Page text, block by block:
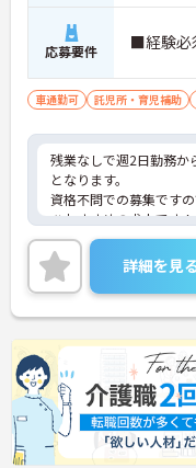
応募要件 ■経験必
車通勤可 託児所・育児補助
残業なしで週2日勤務か
となります。
資格不問での募集です
ひおすすめの求人です
てみませんか？ご興味
お伝えしますのでお気
詳細を見